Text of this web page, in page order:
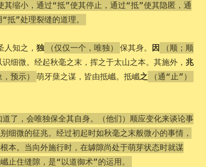
缩小，通过“抵”使其停止，通过“抵”使其隐匿，通
抵”处理裂缝的道理。
人知之， 独 （仅仅一个，唯独） 保其身。 因
（顺；顺
细微。经起秋毫之末，挥之于太山之本。其施外， 兆
预示） 萌牙蘖之谋，皆由抵巇。抵巇之 （通“止”）
了，会唯独保全其自身。（他们）顺应变化来谈论事
细微的征兆。经过初起时如秋毫之末般微小的事情，
本。当向外施行时，在罅隙尚处于萌芽状态时就谋
止住缝隙，是“以道御术”的运用。